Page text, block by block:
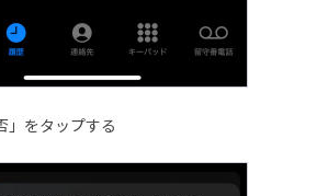
」をタップする